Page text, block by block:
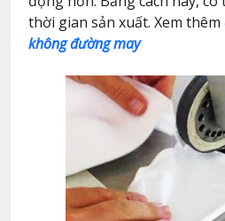
thời gian sản xuất. Xem thêm
không đường may